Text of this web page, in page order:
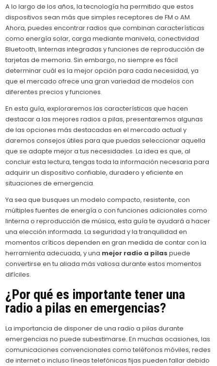
A lo largo de los años, la tecnología ha permitido que estos
dispositivos sean más que simples receptores de FM o AM.
Ahora, puedes encontrar radios que combinan características
como energía solar, carga mediante manivela, conectividad
Bluetooth, linternas integradas y funciones de reproducción de
tarjetas de memoria. Sin embargo, no siempre es fácil
determinar cuál es la mejor opción para cada necesidad, ya
que el mercado ofrece una gran variedad de modelos con
diferentes precios y funciones.
En esta guía, exploraremos las características que hacen
destacar a las mejores radios a pilas, presentaremos algunas
de las opciones más destacadas en el mercado actual y
daremos consejos útiles para que puedas seleccionar aquella
que se adapte mejor a tus necesidades. La idea es que, al
concluir esta lectura, tengas toda la información necesaria para
adquirir un dispositivo confiable, duradero y eficiente en
situaciones de emergencia.
Ya sea que busques un modelo compacto, resistente, con
múltiples fuentes de energía o con funciones adicionales como
linterna o reproducción de música, esta guía te ayudará a hacer
una elección informada. La seguridad y la tranquilidad en
momentos críticos dependen en gran medida de contar con la
herramienta adecuada, y una mejor radio a pilas puede
convertirse en tu aliada más valiosa durante estos momentos
difíciles.
¿Por qué es importante tener una
radio a pilas en emergencias?
La importancia de disponer de una radio a pilas durante
emergencias no puede subestimarse. En muchas ocasiones, las
comunicaciones convencionales como teléfonos móviles, redes
de internet o incluso líneas telefónicas fijas pueden fallar debido